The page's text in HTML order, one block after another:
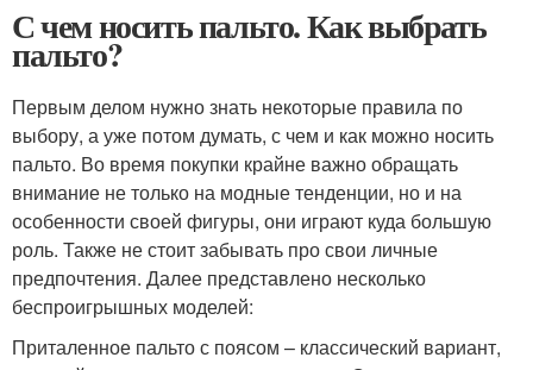
С чем носить пальто. Как выбрать
пальто?
Первым делом нужно знать некоторые правила по
выбору, а уже потом думать, с чем и как можно носить
пальто. Во время покупки крайне важно обращать
внимание не только на модные тенденции, но и на
особенности своей фигуры, они играют куда большую
роль. Также не стоит забывать про свои личные
предпочтения. Далее представлено несколько
беспроигрышных моделей:
Приталенное пальто с поясом – классический вариант,